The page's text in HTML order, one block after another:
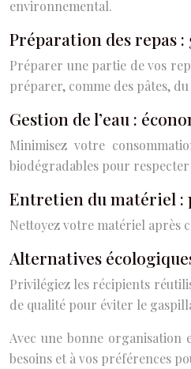
environnemental.
Préparation des repas
Préparer une partie de vos
préparer, comme des pâtes,
Gestion de l’eau :
Minimisez votre
biodégradables pour
Entretien du matériel :
Nettoyez votre matériel après
Alternatives
Privilégiez les récipients
de qualité pour éviter le
Avec une bonne organisation
besoins et à vos préférences